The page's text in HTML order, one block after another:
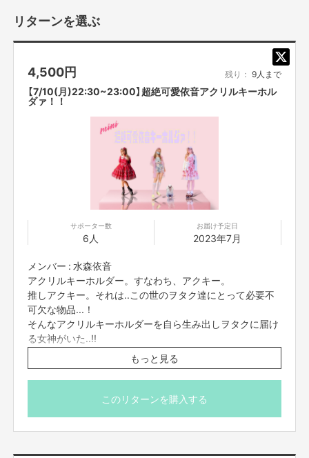
2010年 「つぼみ」結成
2015年4月 ミニアルバム「1000日前からI Love You!」でCDデビュー
2016年12月 1stシングル「ありがとうはほんの気持ちだよ」発売
2016年12月 なんばグランド花月でワンマンライブ開催
2017年8月 2ndシングル「スカッとサマラバ☆」発売
2018年4月 Zepp Nambaでワンマンライブ開催
2018年8月 3rdシングル「Dreamer」発売
2019年2月 1stアルバム「9」発売
2019年3月 大阪城野外音楽堂でワンマンライブ開催
「つぼみ大革命」に改名
2019年5月 4thシングル「走り出せ希望」発売
2019年10月 5thシングル「笑DNA」発売
2019年12月 日本テレビ「女芸人No.1決定戦THE W2019」決勝進出
2020年3月 6thシングル「恋愛ランチ」発売
2020年10月7日 つんく♂全面プロデュース！7thシングル「逆襲のYEAH！」
発売
2020年12月24日 なんばグランド花月にて「つぼみ大革命ワンマンツアー～
夢でも見なきゃやってられない～」開催
2021年3月3日 2ndアルバム「最強つぼみDX」発売！
2022年2月2日 ミニアルバム「GOCHAMAZE」発売
2023年2月1日 ミニアルバム「HACHAMECHARGE」発売
リターンを選ぶ
4,500円 残り： 9人まで
【7/10(月)22:30~23:00】超絶可愛依音アクリルキーホル
ダァ！！
サポーター数
6人
お届け予定日
2023年7月
メンバー : 水森依音
アクリルキーホルダー。すなわち、アクキー。
推しアクキー。それは..この世のヲタク達にとって必要不
可欠な物品...！
そんなアクリルキーホルダーを自ら生み出しヲタクに届け
る女神がいた..!!
その名も、イオンヌ・ミズモリア！！！
（訳）「30分間のzoom」+「アクリルキーホルダー」が届くプ
もっと見る
このリターンを購入する